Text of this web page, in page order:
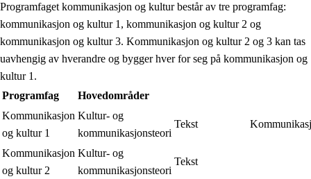
Programfaget kommunikasjon og kultur består av tre programfag:
kommunikasjon og kultur 1, kommunikasjon og kultur 2 og
kommunikasjon og kultur 3. Kommunikasjon og kultur 2 og 3 kan tas
uavhengig av hverandre og bygger hver for seg på kommunikasjon og
kultur 1.
Programfag
Hovedområder
Kommunikasjon
og kultur 1
Kultur- og
kommunikasjonsteori
Tekst
Kommunikasjon
og kultur 2
Kultur- og
kommunikasjonsteori
Tekst